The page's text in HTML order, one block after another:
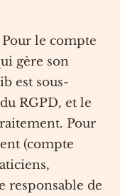
le compte
gère son
est sous-
RGPD, et le
Pour
(compte
responsable de